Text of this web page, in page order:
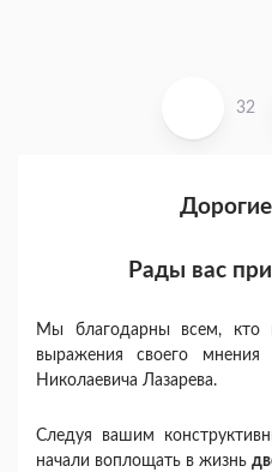
32
Рады вас
Мы благодарны всем, кто
выражения своего
Николаевича Лазарева.
Следуя вашим
начали воплощать в жизнь